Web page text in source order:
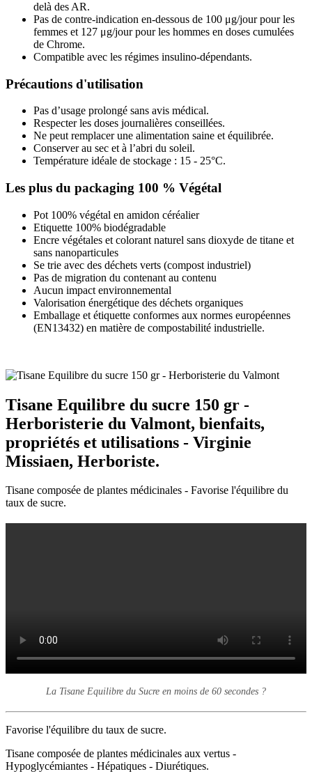
delà des AR.
Pas de contre-indication en-dessous de 100 μg/jour pour les
femmes et 127 μg/jour pour les hommes en doses cumulées
de Chrome.
Compatible avec les régimes insulino-dépendants.
Précautions d'utilisation
Pas d’usage prolongé sans avis médical.
Respecter les doses journalières conseillées.
Ne peut remplacer une alimentation saine et équilibrée.
Conserver au sec et à l’abri du soleil.
Température idéale de stockage : 15 - 25°C.
Les plus du packaging 100 % Végétal
Pot 100% végétal en amidon céréalier
Etiquette 100% biodégradable
Encre végétales et colorant naturel sans dioxyde de titane et
sans nanoparticules
Se trie avec des déchets verts (compost industriel)
Pas de migration du contenant au contenu
Aucun impact environnemental
Valorisation énergétique des déchets organiques
Emballage et étiquette conformes aux normes européennes
(EN13432) en matière de compostabilité industrielle.
Tisane Equilibre du sucre 150 gr -
Herboristerie du Valmont, bienfaits,
propriétés et utilisations - Virginie
Missiaen, Herboriste.
Tisane composée de plantes médicinales - Favorise l'équilibre du
taux de sucre.
La Tisane Equilibre du Sucre en moins de 60 secondes ?
Favorise l'équilibre du taux de sucre.
Tisane composée de plantes médicinales aux vertus -
Hypoglycémiantes - Hépatiques - Diurétiques.